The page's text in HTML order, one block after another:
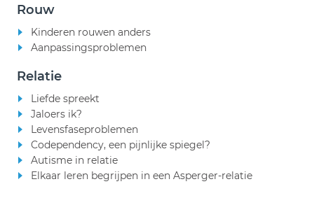
Rouw
Kinderen rouwen anders
Aanpassingsproblemen
Relatie
Liefde spreekt
Jaloers ik?
Levensfaseproblemen
Codependency, een pijnlijke spiegel?
Autisme in relatie
Elkaar leren begrijpen in een Asperger-relatie